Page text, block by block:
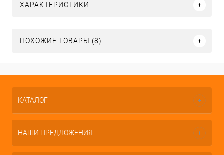
ХАРАКТЕРИСТИКИ
ПОХОЖИЕ ТОВАРЫ (8)
КАТАЛОГ
НАШИ ПРЕДЛОЖЕНИЯ